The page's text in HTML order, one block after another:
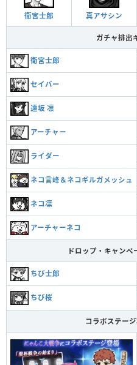
衛宮士郎 真アサシン
ガチャ排出
衛宮士郎
セイバー
遠坂 凛
アーチャー
ライダー
ネコ言峰＆ネコギルガメッシュ
ネコ凛
アーチャーネコ
ドロップ・キャンペ
ちび士郎
ちび桜
コラボステー